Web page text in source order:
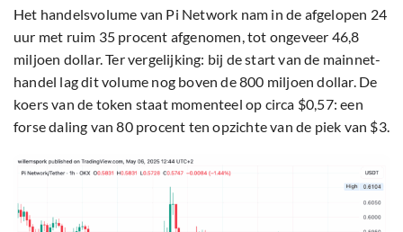
Het handelsvolume van Pi Network nam in de afgelopen 24
uur met ruim 35 procent afgenomen, tot ongeveer 46,8
miljoen dollar. Ter vergelijking: bij de start van de mainnet-
handel lag dit volume nog boven de 800 miljoen dollar. De
koers van de token staat momenteel op circa $0,57: een
forse daling van 80 procent ten opzichte van de piek van $3.